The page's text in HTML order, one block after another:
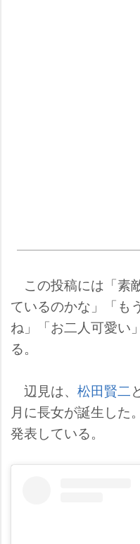
この投稿には「素
ているのかな」「も
ね」「お二人可愛い
る。
辺見は、 松田賢二
月に長女が誕生した
発表している。